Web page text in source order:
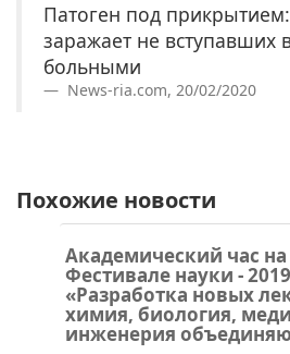
Патоген под прикрытием:
заражает не вступавших
больными
News-ria.com, 20/02/2020
Похожие новости
Академический час на
Фестивале науки -
«Разработка новых
химия, биология,
инженерия